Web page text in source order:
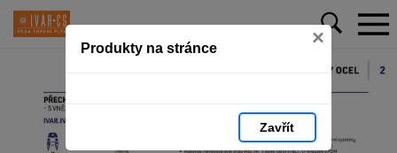
Produkty na stránce ×
Zavřít